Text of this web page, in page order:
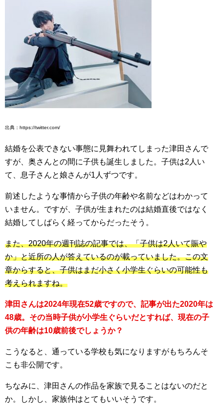
出典：https://twitter.com/
結婚を公表できない事態に見舞われてしまった津田さんで
すが、奥さんとの間に子供も誕生しました。子供は2人い
て、息子さんと娘さんが1人ずつです。
前述したような事情から子供の年齢や名前などはわかって
いません。ですが、子供が生まれたのは結婚直後ではなく
結婚してしばらく経ってからだったそう。
また、2020年の週刊誌の記事では、「子供は2人いて賑や
か」と近所の人が答えているのが載っていました。この文
章からすると、子供はまだ小さく小学生ぐらいの可能性も
考えられますね。
津田さんは2024年現在52歳ですので、記事が出た2020年は
48歳。その当時子供が小学生ぐらいだとすれば、現在の子
供の年齢は10歳前後でしょうか？
こうなると、通っている学校も気になりますがもちろんそ
こも非公開です。
ちなみに、津田さんの作品を家族で見ることはないのだと
か。しかし、家族仲はとてもいいそうです。